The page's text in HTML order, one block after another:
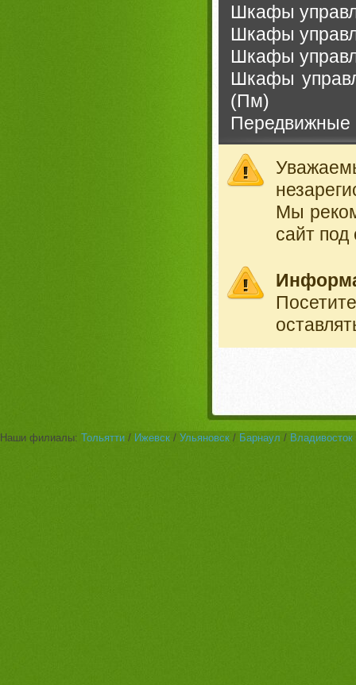
Шкафы
Шкафы
Шкафы
Шкафы
(Пм)
Передвижные
Мы
сайт
Наши филиалы: Тольятти / Ижевск / Ульяновск / Барнаул / Владивосток